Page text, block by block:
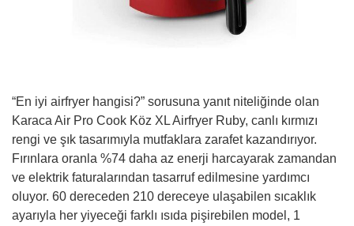
“En iyi airfryer hangisi?” sorusuna yanıt niteliğinde olan
Karaca Air Pro Cook Köz XL Airfryer Ruby, canlı kırmızı
rengi ve şık tasarımıyla mutfaklara zarafet kazandırıyor.
Fırınlara oranla %74 daha az enerji harcayarak zamandan
ve elektrik faturalarından tasarruf edilmesine yardımcı
oluyor. 60 dereceden 210 dereceye ulaşabilen sıcaklık
ayarıyla her yiyeceği farklı ısıda pişirebilen model, 1